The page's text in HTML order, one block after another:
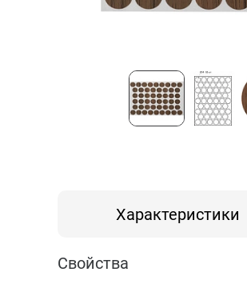
Характеристики
Свойства